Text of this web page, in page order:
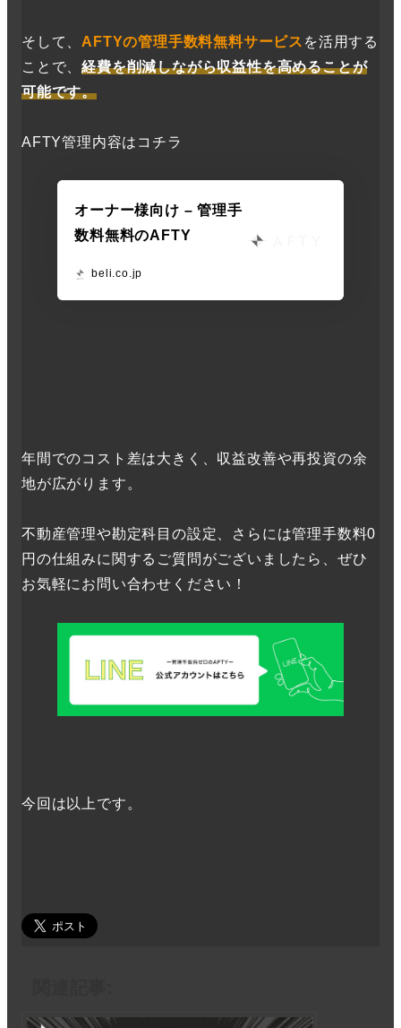
そして、 AFTYの管理手数料無料サービス を活用する
ことで、経費を削減しながら収益性を高めることが
可能です。
AFTY管理内容はコチラ
オーナー様向け – 管理手
数料無料のAFTY
beli.co.jp
年間でのコスト差は大きく、収益改善や再投資の余
地が広がります。
不動産管理や勘定科目の設定、さらには管理手数料0
円の仕組みに関するご質問がございましたら、ぜひ
お気軽にお問い合わせください！
今回は以上です。